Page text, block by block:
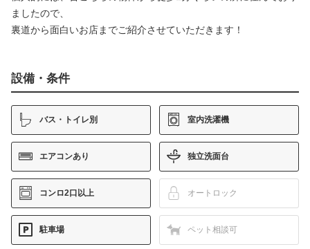
ましたので、
裏道から面白いお店までご紹介させていただきます！
設備・条件
バス・トイレ別 室内洗濯機
エアコンあり 独立洗面台
コンロ2口以上 オートロック
駐車場 ペット相談可